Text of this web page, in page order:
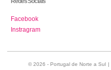
Facebook
Instragram
© 2026 - Portugal de Norte a Sul |